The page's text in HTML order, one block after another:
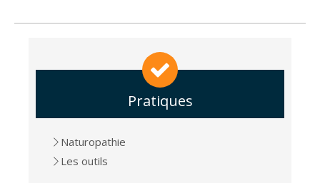
Pratiques
Naturopathie
Les outils